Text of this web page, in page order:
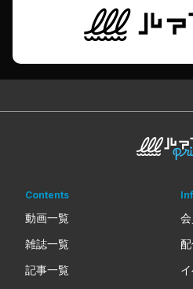
Contents
動画一覧
雑誌一覧
記事一覧